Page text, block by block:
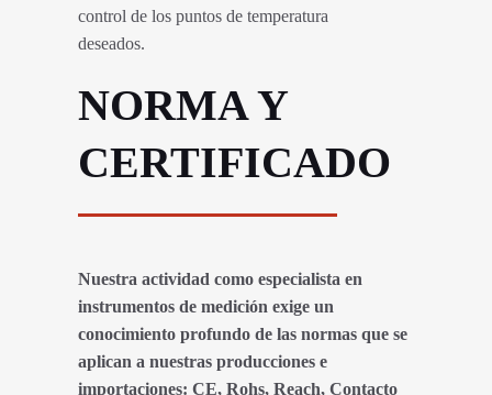
control de los puntos de temperatura
deseados.
NORMA Y
CERTIFICADO
Nuestra actividad como especialista en
instrumentos de medición exige un
conocimiento profundo de las normas que se
aplican a nuestras producciones e
importaciones: CE, Rohs, Reach, Contacto